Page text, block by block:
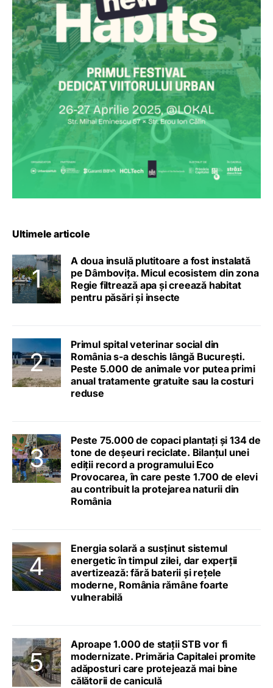
Ultimele articole
A doua insulă plutitoare a fost instalată
pe Dâmbovița. Micul ecosistem din zona
Regie filtrează apa și creează habitat
pentru păsări și insecte
Primul spital veterinar social din
România s-a deschis lângă București.
Peste 5.000 de animale vor putea primi
anual tratamente gratuite sau la costuri
reduse
Peste 75.000 de copaci plantați și 134 de
tone de deșeuri reciclate. Bilanțul unei
ediții record a programului Eco
Provocarea, în care peste 1.700 de elevi
au contribuit la protejarea naturii din
România
Energia solară a susținut sistemul
energetic în timpul zilei, dar experții
avertizează: fără baterii și rețele
moderne, România rămâne foarte
vulnerabilă
Aproape 1.000 de stații STB vor fi
modernizate. Primăria Capitalei promite
adăposturi care protejează mai bine
călătorii de caniculă